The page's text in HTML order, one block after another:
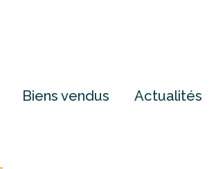
Biens vendus Actualités